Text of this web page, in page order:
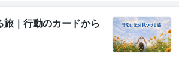
｜行動のカードから